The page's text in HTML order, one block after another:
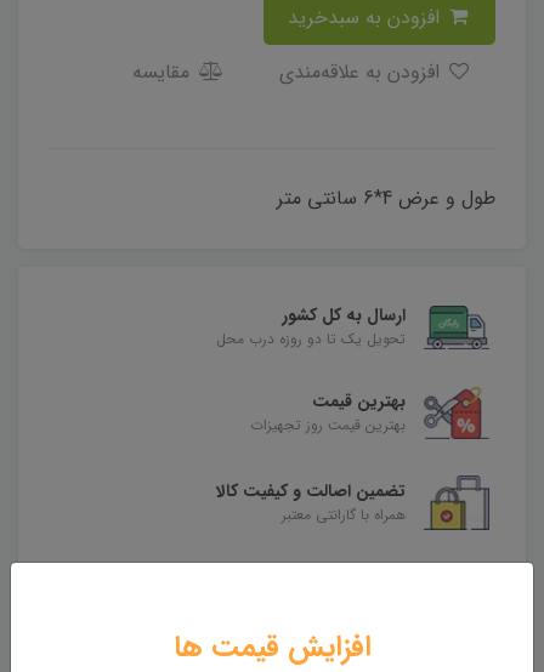
مقایسه
طول و عرض 4*6 سانتی متر
ارسال به کل کشور
تحویل یک تا دو روزه درب محل
بهترین قیمت
بهترین قیمت روز تجهیزات
تضمین اصالت و کیفیت کالا
همراه با گارانتی معتبر
افزایش قیمت ها